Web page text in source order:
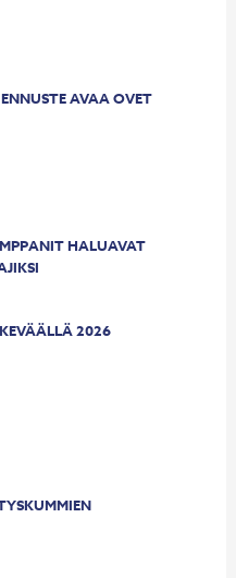
AVAA OVET
HALUAVAT
2026